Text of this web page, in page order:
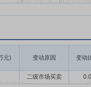
元) 变动原因 变动
二级市场买卖